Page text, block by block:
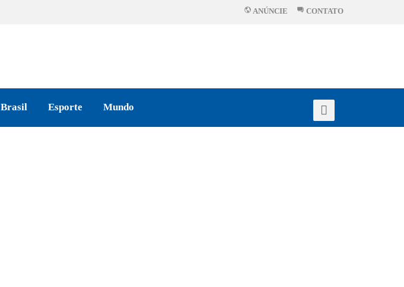
ANÚNCIE CONTATO
Brasil Esporte Mundo